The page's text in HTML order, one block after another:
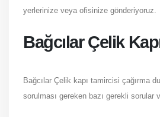
yerlerinize veya ofisinize gönderiyoruz.
Bağcılar Çelik
Bağcılar Çelik kapı tamircisi çağırma
sorulması gereken bazı gerekli sorular